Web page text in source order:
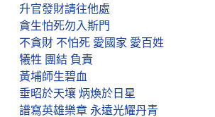
升官發財請往他處
貪生怕死勿入斯門
不貪財 不怕死 愛國家 愛百姓
犧牲 團結 負責
黃埔師生碧血
垂昭於天壤 炳煥於日星
譜寫英雄樂章 永遠光耀丹青